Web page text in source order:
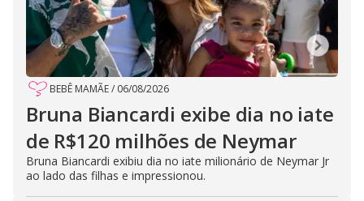
BEBÊ MAMÃE/ 06/08/2026
Bruna Biancardi exibe dia no iate
de R$120 milhões de Neymar
Bruna Biancardi exibiu dia no iate milionário de Neymar Jr
ao lado das filhas e impressionou.